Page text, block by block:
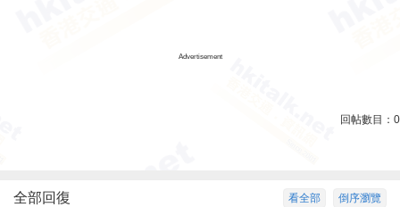
Advertisement
回帖數目： 0
倒序瀏覽
看全部
全部回復